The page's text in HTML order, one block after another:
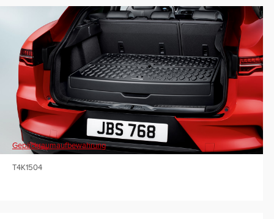
Gepäckraumaufbewahrung
T4K1504